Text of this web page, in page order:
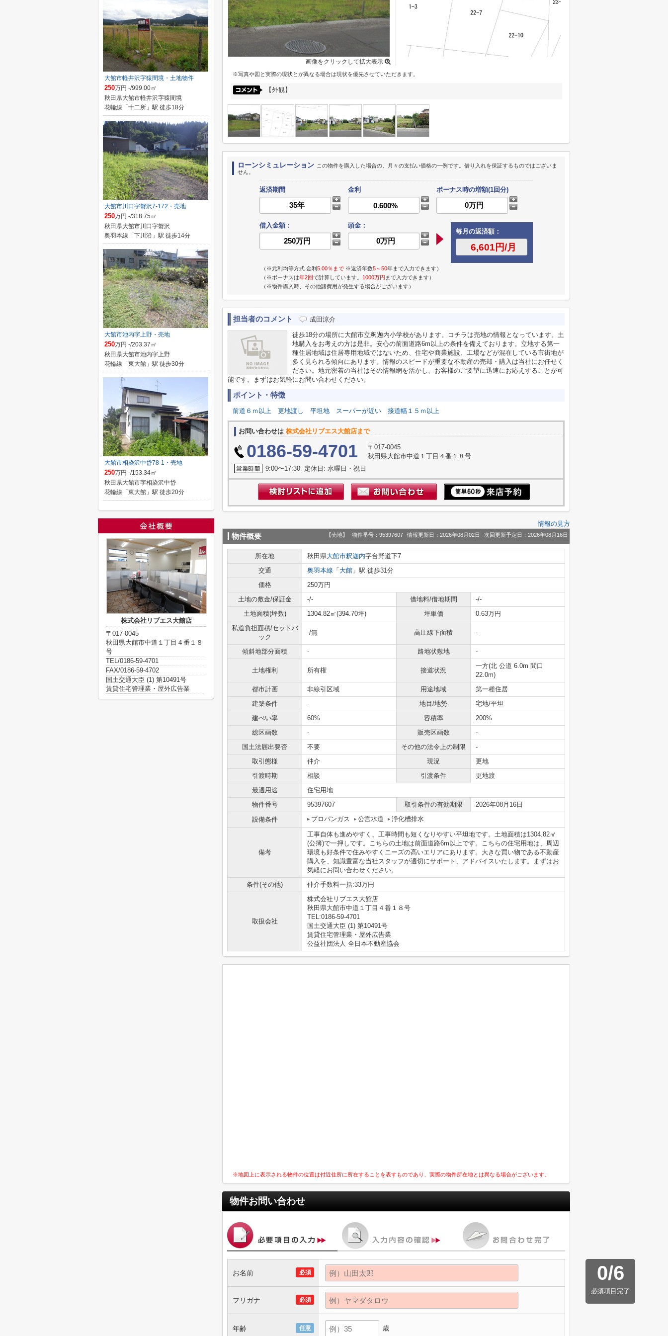
画像をクリックして拡大表示
※写真や図と実際の現状とが異なる場合は現状を優先させていただきます。
【外観】
ローンシミュレーション この物件を購入した場合の、月々の支払い価格の一例です。借り入れを保証するものではございま
せん。
返済期間 金利 ボーナス時の増額(1回分)
借入金額：
頭金：
毎月の返済額：
（※元利均等方式 金利5.00％まで ※返済年数5～50年まで入力できます）
（※ボーナスは年2回で計算しています。 1000万円 まで入力できます）
（※物件購入時、その他諸費用が発生する場合がございます）
担当者のコメント 成田涼介
徒歩18分の場所に大館市立釈迦内小学校があります。コチラは売地の情報となっています。土
地購入をお考えの方は是非。安心の前面道路6m以上の条件を備えております。立地する第一
種住居地域は住居専用地域ではないため、住宅や商業施設、工場などが混在している市街地が
多く見られる傾向にあります。情報のスピードが重要な不動産の売却・購入は当社にお任せく
ださい。地元密着の当社はその情報網を活かし、お客様のご要望に迅速にお応えすることが可
能です。まずはお気軽にお問い合わせください。
ポイント・特徴
前道６ｍ以上 更地渡し 平坦地 スーパーが近い 接道幅１５ｍ以上
お問い合わせは 株式会社リブエス大館店まで
0186-59-4701
〒017-0045
秋田県大館市中道１丁目４番１８号
9:00〜17:30 定休日: 水曜日・祝日
情報の見方
物件概要 【売地】 物件番号：95397607 情報更新日：2026年08月02日 次回更新予定日：2026年08月16日
所在地 秋田県大館市釈迦内字台野道下7
交通
奥羽本線 「 大館 」駅 徒歩31分
価格
250万円
土地の敷金/保証金
-/- 借地料/借地期間
-/-
土地面積(坪数)
1304.82㎡(394.70坪) 坪単価
0.63万円
私道負担面積/セットバ
ック
-/無 高圧線下面積 -
傾斜地部分面積 - 路地状敷地 -
土地権利 所有権 接道状況
一方(北 公道 6.0m 間口
22.0m)
都市計画
非線引区域 用途地域
第一種住居
建築条件
- 地目/地勢
宅地/平坦
建ぺい率
60% 容積率
200%
総区画数
- 販売区画数
-
国土法届出要否
不要 その他の法令上の制限
-
取引態様
仲介 現況
更地
引渡時期
相談 引渡条件
更地渡
最適用途
住宅用地
物件番号
95397607 取引条件の有効期限
2026年08月16日
設備条件
プロパンガス 公営水道 浄化槽排水
備考
工事自体も進めやすく、工事時間も短くなりやすい平坦地です。土地面積は1304.82㎡
(公簿)で一押しです。こちらの土地は前面道路6m以上です。こちらの住宅用地は、周辺
環境も好条件で住みやすくニーズの高いエリアにあります。大きな買い物である不動産
購入を、知識豊富な当社スタッフが適切にサポート、アドバイスいたします。まずはお
気軽にお問い合わせください。
条件(その他)
仲介手数料一括:33万円
取扱会社
株式会社リブエス大館店
秋田県大館市中道１丁目４番１８号
TEL:0186-59-4701
国土交通大臣 (1) 第10491号
賃貸住宅管理業・屋外広告業
公益社団法人 全日本不動産協会
※地図上に表示される物件の位置は付近住所に所在することを表すものであり、実際の物件所在地とは異なる場合がございます。
物件お問い合わせ
0/6
必須項目完了
必須
お名前
必須
フリガナ
任意
年齢 歳
大館市軽井沢字猿間境・土地物件
250万円 -/999.00㎡
秋田県大館市軽井沢字猿間境
花輪線「十二所」駅 徒歩18分
大館市川口字蟹沢7-172・売地
250万円 -/318.75㎡
秋田県大館市川口字蟹沢
奥羽本線「下川沿」駅 徒歩14分
大館市池内字上野・売地
250万円 -/203.37㎡
秋田県大館市池内字上野
花輪線「東大館」駅 徒歩30分
大館市相染沢中岱78-1・売地
250万円 -/153.34㎡
秋田県大館市字相染沢中岱
花輪線「東大館」駅 徒歩20分
株式会社リブエス大館店
〒017-0045
秋田県大館市中道１丁目４番１８
号
TEL/0186-59-4701
FAX/0186-59-4702
国土交通大臣 (1) 第10491号
賃貸住宅管理業・屋外広告業